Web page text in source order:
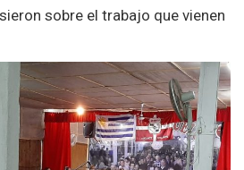
sobre el trabajo que vienen